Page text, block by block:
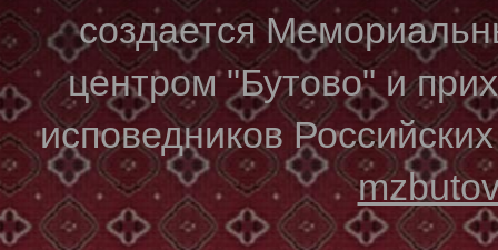
создается
центром "Бутово" и
исповедников